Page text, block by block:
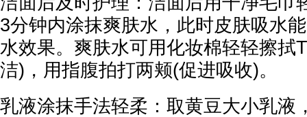
3分钟内涂抹爽肤水，此时皮肤吸水
水效果。爽肤水可用化妆棉轻轻擦拭
洁)，用指腹拍打两颊(促进吸收)。
乳液涂抹手法轻柔：取黄豆大小乳液